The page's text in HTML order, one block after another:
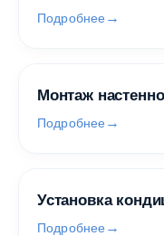
Подробнее
Монтаж
Подробнее
Установка
Подробнее